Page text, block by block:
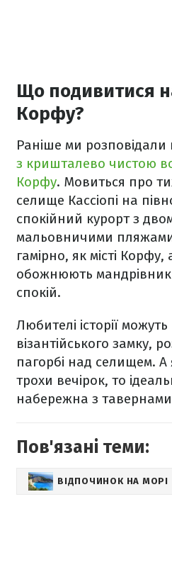
Що подивитися
Корфу?
Раніше ми розповідали
з кришталево чистою
Корфу. Мовиться про
селище Кассіопі на
спокійний курорт з
мальовничими
гамірно, як місті Корфу,
обожнюють
спокій.
Любителі історії можуть
візантійського замку,
пагорбі над селищем. А
трохи вечірок, то
набережна з
Пов'язані теми:
ВІДПОЧИНОК НА МОРІ